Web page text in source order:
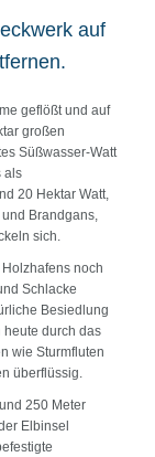
auf
geflößt und auf
großen
Süßwasser-Watt
als
20 Hektar Watt,
Brandgans,
sich.
noch
Schlacke
Besiedlung
heute durch das
wie Sturmfluten
überflüssig.
250 Meter
Elbinsel